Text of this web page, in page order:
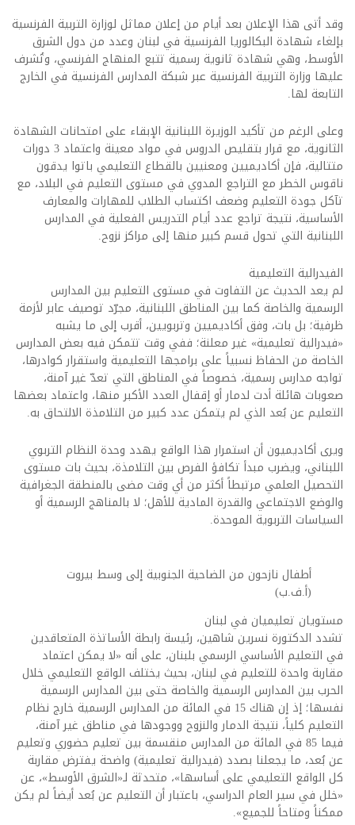
وقد أتى هذا الإعلان بعد أيام من إعلان مماثل لوزارة التربية الفرنسية
بإلغاء شهادة البكالوريا الفرنسية في لبنان وعدد من دول الشرق
الأوسط، وهي شهادة ثانوية رسمية تتبع المنهاج الفرنسي، وتُشرف
عليها وزارة التربية الفرنسية عبر شبكة المدارس الفرنسية في الخارج
التابعة لها.
وعلى الرغم من تأكيد الوزيرة اللبنانية الإبقاء على امتحانات الشهادة
الثانوية، مع قرار بتقليص الدروس في مواد معينة واعتماد 3 دورات
متتالية، فإن أكاديميين ومعنيين بالقطاع التعليمي باتوا يدقون
ناقوس الخطر مع التراجع المدوي في مستوى التعليم في البلاد، مع
تآكل جودة التعليم وضعف اكتساب الطلاب للمهارات والمعارف
الأساسية، نتيجة تراجع عدد أيام التدريس الفعلية في المدارس
اللبنانية التي تحول قسم كبير منها إلى مراكز نزوح.
الفيدرالية التعليمية
لم يعد الحديث عن التفاوت في مستوى التعليم بين المدارس
الرسمية والخاصة كما بين المناطق اللبنانية، مجرّد توصيف عابر لأزمة
ظرفية؛ بل بات، وفق أكاديميين وتربويين، أقرب إلى ما يشبه
«فيدرالية تعليمية» غير معلنة؛ ففي وقت تتمكن فيه بعض المدارس
الخاصة من الحفاظ نسبياً على برامجها التعليمية واستقرار كوادرها،
تواجه مدارس رسمية، خصوصاً في المناطق التي تعدّ غير آمنة،
صعوبات هائلة أدت لدمار أو إقفال العدد الأكبر منها، واعتماد بعضها
التعليم عن بُعد الذي لم يتمكن عدد كبير من التلامذة الالتحاق به.
ويرى أكاديميون أن استمرار هذا الواقع يهدد وحدة النظام التربوي
اللبناني، ويضرب مبدأ تكافؤ الفرص بين التلامذة، بحيث بات مستوى
التحصيل العلمي مرتبطاً أكثر من أي وقت مضى بالمنطقة الجغرافية
والوضع الاجتماعي والقدرة المادية للأهل؛ لا بالمناهج الرسمية أو
السياسات التربوية الموحدة.
أطفال نازحون من الضاحية الجنوبية إلى وسط بيروت
(أ.ف.ب)
مستويان تعليميان في لبنان
تشدد الدكتورة نسرين شاهين، رئيسة رابطة الأساتذة المتعاقدين
في التعليم الأساسي الرسمي بلبنان، على أنه «لا يمكن اعتماد
مقاربة واحدة للتعليم في لبنان، بحيث يختلف الواقع التعليمي خلال
الحرب بين المدارس الرسمية والخاصة حتى بين المدارس الرسمية
نفسها؛ إذ إن هناك 15 في المائة من المدارس الرسمية خارج نظام
التعليم كلياً، نتيجة الدمار والنزوح ووجودها في مناطق غير آمنة،
فيما 85 في المائة من المدارس منقسمة بين تعليم حضوري وتعليم
عن بُعد، ما يجعلنا بصدد (فيدرالية تعليمية) واضحة يفترض مقاربة
كل الواقع التعليمي على أساسها»، متحدثة لـ«الشرق الأوسط»، عن
«خلل في سير العام الدراسي، باعتبار أن التعليم عن بُعد أيضاً لم يكن
ممكناً ومتاحاً للجميع».